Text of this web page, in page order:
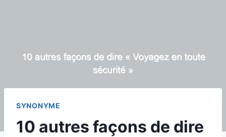
SYNONYME
10 autres façons de dire